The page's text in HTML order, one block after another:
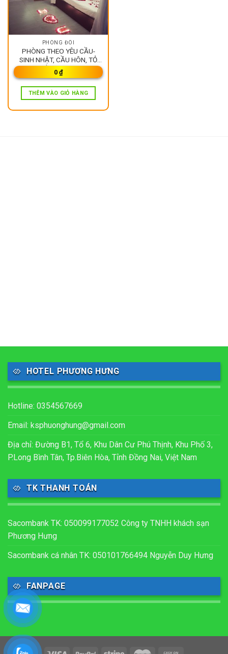
PHÒNG ĐÔI
PHÒNG THEO YÊU CẦU-
SINH NHẬT, CẦU HÔN, TỎ
TÌNH V.V.V
0 ₫
THÊM VÀO GIỎ HÀNG
HOTEL PHƯƠNG HƯNG
Hotline: 0354567669
Email: ksphuonghung@gmail.com
Địa chỉ: Đường B1, Tổ 6, Khu Dân Cư Phú Thịnh, Khu Phố 3,
P.Long Bình Tân, Tp.Biên Hòa, Tỉnh Đồng Nai, Việt Nam
TK THANH TOÁN
Sacombank TK: 050099177052 Công ty TNHH khách sạn
Phương Hưng
Sacombank cá nhân TK: 050101766494 Nguyễn Duy Hưng
FANPAGE